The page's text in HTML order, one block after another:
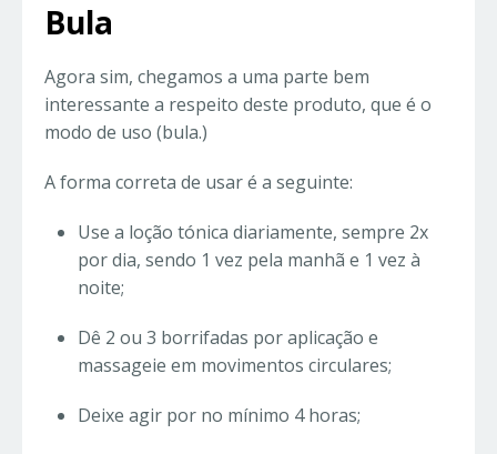
Bula
Agora sim, chegamos a uma parte bem
interessante a respeito deste produto, que é o
modo de uso (bula.)
A forma correta de usar é a seguinte:
Use a loção tónica diariamente, sempre 2x
por dia, sendo 1 vez pela manhã e 1 vez à
noite;
Dê 2 ou 3 borrifadas por aplicação e
massageie em movimentos circulares;
Deixe agir por no mínimo 4 horas;